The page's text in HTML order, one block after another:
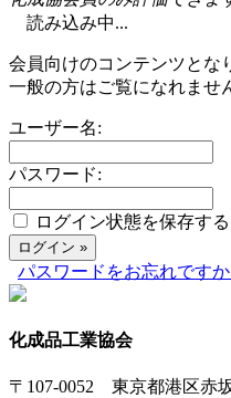
読み込み中...
会員向けのコンテンツとな
一般の方はご覧になれませ
ユーザー名:
パスワード:
ログイン状態を保存する
パスワードをお忘れですか
化成品工業協会
〒107-0052 東京都港区赤